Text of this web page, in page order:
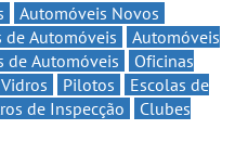
Automóveis Novos
de Automóveis
Automóveis
de Automóveis
Oficinas
Pilotos
Escolas de
de Inspecção
Clubes